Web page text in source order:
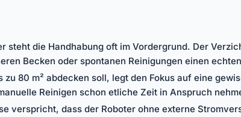
steht die Handhabung oft im Vordergrund. Der
Becken oder spontanen Reinigungen einen
zu 80 m² abdecken soll, legt den Fokus auf eine
Reinigen schon etliche Zeit in Anspruch
verspricht, dass der Roboter ohne externe